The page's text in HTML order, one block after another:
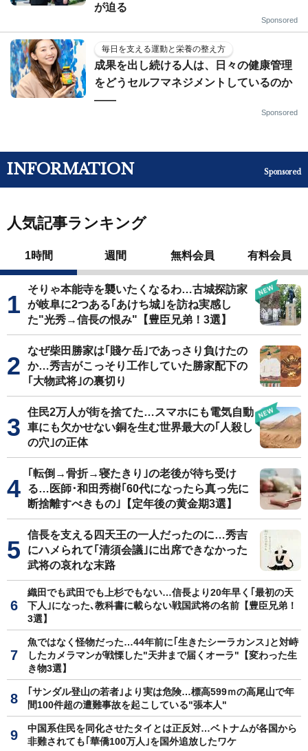
が迫る
Sponsored
毎日を支える運動と栄養の整え方
成果を出し続ける人は、日々の健康管理
をどうセルフマネジメントしているのか
——
Sponsored
INFORMATION Sponsored
人気記事ランキング
1時間 週間 無料会員 有料会員
そりゃ本能寺を襲いたくなるわ…古城探訪家
が岐阜に2つある｢あけち城｣を訪ね実感し
た"光秀→信長の恨み"【豊臣兄弟！3選】
なぜ柴田勝家は｢賤ケ岳｣であっさり負けたの
か…秀吉がこっそり工作していた勝家配下の
｢大物武将｣の裏切り
住民2万人が街を捨てた…スマホにも電気自動
車にも欠かせない銅を生む世界最大の｢人殺し
の穴｣の正体
｢転倒→骨折→寝たきり｣の老後が待ち受け
る…医師･和田秀樹｢60代になったら真っ先に
断捨離すべきもの｣【定年後の黄金期3選】
信長を支える四天王の一人だったのに…秀吉
にハメられて｢清須会議｣に出席できなかった
武将の哀れな末路
織田でも武田でも上杉でもない…信長より20年早く｢最初の天
下人｣になった､教科書に載らない戦国武将の名前【豊臣兄弟！
3選】
魚ではなく怪物だった…44年前に｢生きたシーラカンス｣と対峙
したカメラマンが戦慄した"天井まで届くオーラ"【変わった生
き物3選】
｢サンダル登山の若者｣より実は危険…標高599ｍの高尾山で年
間100件超の遭難事故を起こしている"張本人"
中国系住民を同化させたタイとは正反対…ベトナムが各国から
非難されても｢華僑100万人｣を国外追放したワケ